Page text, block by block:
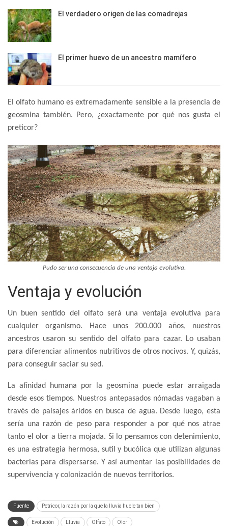
El verdadero origen de las comadrejas
El primer huevo de un ancestro mamífero
El olfato humano es extremadamente sensible a la presencia de
geosmina también. Pero, ¿exactamente por qué nos gusta el
preticor?
Pudo ser una consecuencia de una ventaja evolutiva.
Ventaja y evolución
Un buen sentido del olfato será una ventaja evolutiva para
cualquier organismo. Hace unos 200.000 años, nuestros
ancestros usaron su sentido del olfato para cazar. Lo usaban
para diferenciar alimentos nutritivos de otros nocivos. Y, quizás,
para conseguir saciar su sed.
La afinidad humana por la geosmina puede estar arraigada
desde esos tiempos. Nuestros antepasados nómadas vagaban a
través de paisajes áridos en busca de agua. Desde luego, esta
sería una razón de peso para responder a por qué nos atrae
tanto el olor a tierra mojada. Si lo pensamos con detenimiento,
es una estrategia hermosa, sutil y bucólica que utilizan algunas
bacterias para dispersarse. Y así aumentar las posibilidades de
supervivencia y colonización de nuevos territorios.
Fuente Petricor, la razón por la que la lluvia huele tan bien
Evolución Lluvia Olfato Olor